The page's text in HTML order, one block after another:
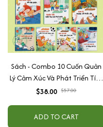
Sách - Combo 10 Cuốn Quản
Lý Cảm Xúc Và Phát Triển Tính
Cách Cho Bé Từ 2 - 6 Tuổi
$38.00 $57.00
ADD TO CART